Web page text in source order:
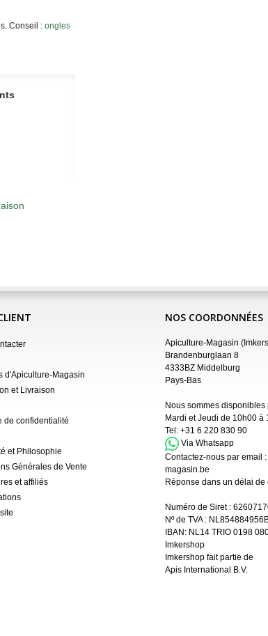
Conseil : ongles
d'Apiculture-Magasin
et Livraison
de confidentialité
et Philosophie
Générales de Vente
et affiliés
NOS COORDONNÉES
Apiculture-Magasin
Brandenburglaan 8
4333BZ Middelburg
Pays-Bas
Nous sommes
Mardi et Jeudi de 10h00 à
Tel: +31 6 220 830 90
Via Whatsapp
Contactez-nous par email :
magasin.be
Réponse dans un délai de
Numéro de Siret :
Nº de TVA :
IBAN: NL14 TRIO 0198
Imkershop
Imkershop fait partie de
Apis International B.V.